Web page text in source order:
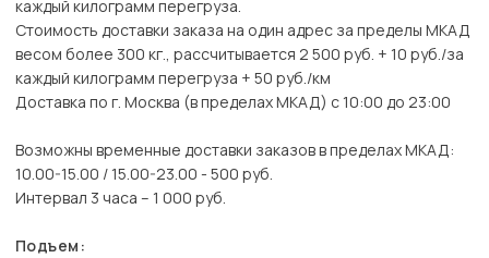
каждый килограмм перегруза.
Стоимость доставки заказа на один адрес за пределы МКАД
весом более 300 кг., рассчитывается 2 500 руб. + 10 руб./за
каждый килограмм перегруза + 50 руб./км
Доставка по г. Москва (в пределах МКАД) с 10:00 до 23:00
Возможны временные доставки заказов в пределах МКАД:
10.00-15.00 / 15.00-23.00 - 500 руб.
Интервал 3 часа – 1 000 руб.
Подъем: